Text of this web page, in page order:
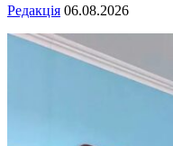
Редакція 06.08.2026